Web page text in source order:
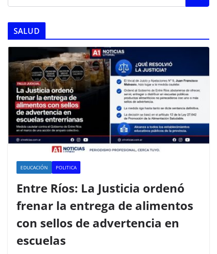
SALUD
EDUCACIÓN POLITICA
Entre Ríos: La Justicia ordenó
frenar la entrega de alimentos
con sellos de advertencia en
escuelas